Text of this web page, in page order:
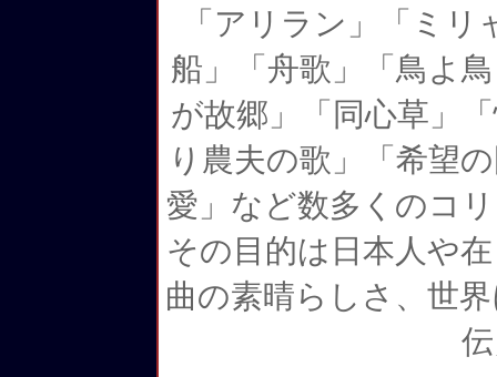
「アリラン」「ミ
船」「舟歌」「鳥よ
が故郷」「同心草」
り農夫の歌」「希望
愛」など数多くのコ
その目的は日本人や
曲の素晴らしさ、世